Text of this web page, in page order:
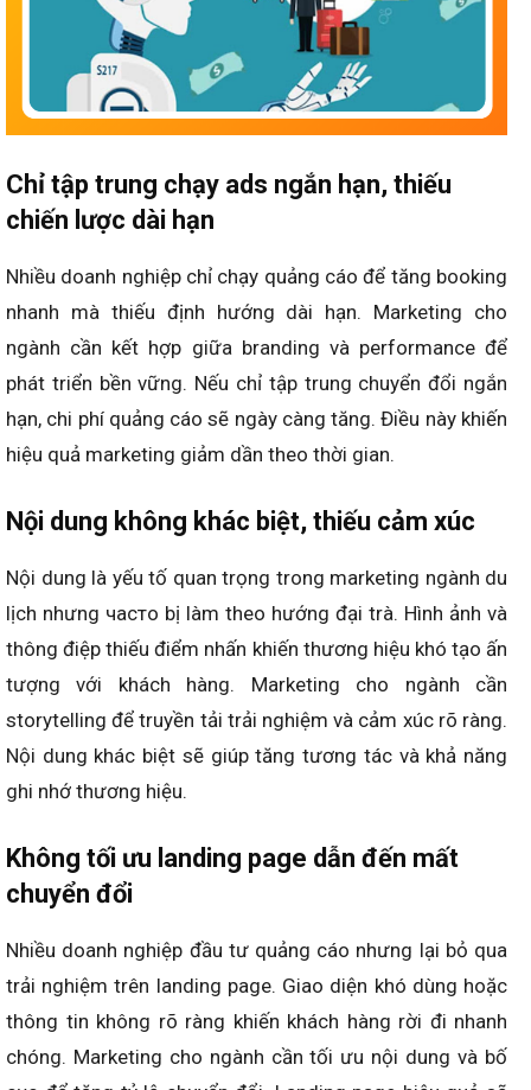
Chỉ tập trung chạy ads ngắn hạn, thiếu
chiến lược dài hạn
Nhiều doanh nghiệp chỉ chạy quảng cáo để tăng booking
nhanh mà thiếu định hướng dài hạn. Marketing cho
ngành cần kết hợp giữa branding và performance để
phát triển bền vững. Nếu chỉ tập trung chuyển đổi ngắn
hạn, chi phí quảng cáo sẽ ngày càng tăng. Điều này khiến
hiệu quả marketing giảm dần theo thời gian.
Nội dung không khác biệt, thiếu cảm xúc
Nội dung là yếu tố quan trọng trong marketing ngành du
lịch nhưng часто bị làm theo hướng đại trà. Hình ảnh và
thông điệp thiếu điểm nhấn khiến thương hiệu khó tạo ấn
tượng với khách hàng. Marketing cho ngành cần
storytelling để truyền tải trải nghiệm và cảm xúc rõ ràng.
Nội dung khác biệt sẽ giúp tăng tương tác và khả năng
ghi nhớ thương hiệu.
Không tối ưu landing page dẫn đến mất
chuyển đổi
Nhiều doanh nghiệp đầu tư quảng cáo nhưng lại bỏ qua
trải nghiệm trên landing page. Giao diện khó dùng hoặc
thông tin không rõ ràng khiến khách hàng rời đi nhanh
chóng. Marketing cho ngành cần tối ưu nội dung và bố